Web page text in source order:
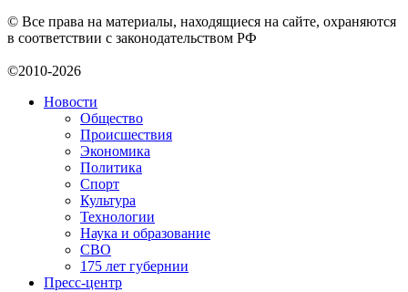
© Все права на материалы, находящиеся на сайте, охраняются
в соответствии с законодательством РФ
©2010-2026
Новости
Общество
Происшествия
Экономика
Политика
Спорт
Культура
Технологии
Наука и образование
СВО
175 лет губернии
Пресс-центр